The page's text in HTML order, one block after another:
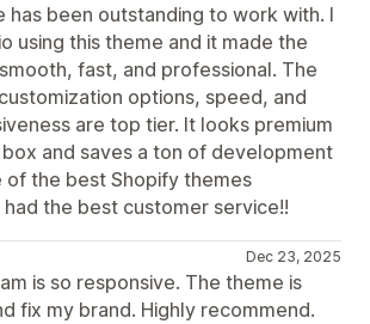
has been outstanding to work with. I
using this theme and it made the
fast, and professional. The
options, speed, and
are top tier. It looks premium
and saves a ton of development
of the best Shopify themes
the best customer service!!
Dec 23, 2025
is so responsive. The theme is
fix my brand. Highly recommend.